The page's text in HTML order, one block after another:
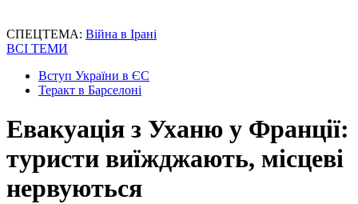
СПЕЦТЕМА: Війна в Ірані
ВСІ ТЕМИ
Вступ України в ЄС
Теракт в Барселоні
Евакуація з Уханю у Франції:
туристи виїжджають, місцеві
нервуються